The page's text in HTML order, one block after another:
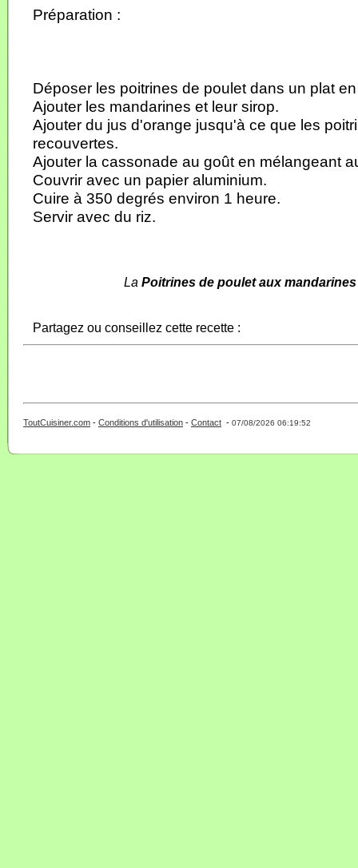
Préparation :
Déposer les poitrines de poulet dans un plat
Ajouter les mandarines et leur sirop.
Ajouter du jus d'orange jusqu'à ce que les
recouvertes.
Ajouter la cassonade au goût en mélangeant
Couvrir avec un papier aluminium.
Cuire à 350 degrés environ 1 heure.
Servir avec du riz.
La Poitrines de poulet aux mandarines
Partagez ou conseillez cette recette :
ToutCuisiner.com - Conditions d'utilisation - Contact - 07/08/2026 06:19:52